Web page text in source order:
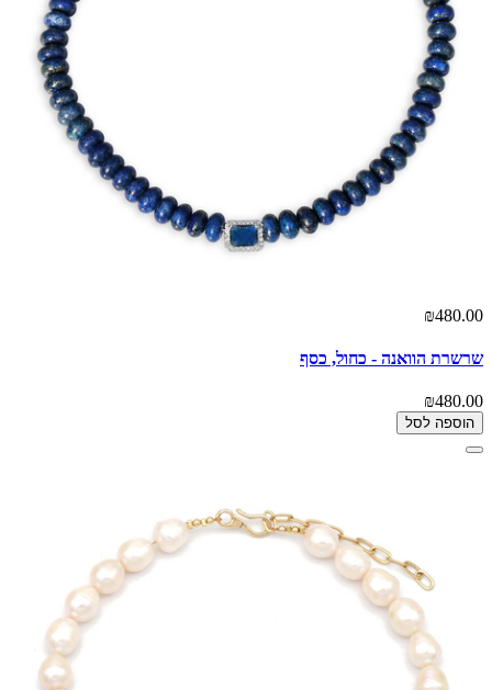
₪480.00
שרשרת הוואנה - כחול, כסף
₪480.00
הוספה לסל